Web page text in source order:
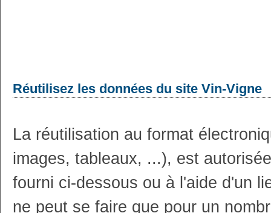
Réutilisez les données du site Vin-Vigne
La réutilisation au format
images, tableaux, ...), est
fourni ci-dessous ou à l'aide d'un
ne peut se faire que pour un